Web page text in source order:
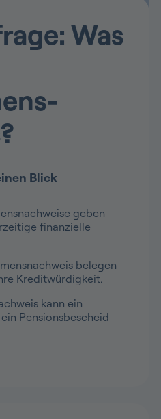
Was
Blick
geben
finanzielle
belegen
Kreditwürdigkeit.
kann ein
Pensionsbescheid